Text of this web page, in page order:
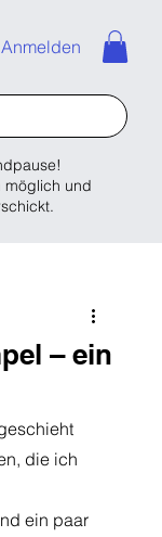
möglich und
Anmelden
– ein
die ich
ein paar